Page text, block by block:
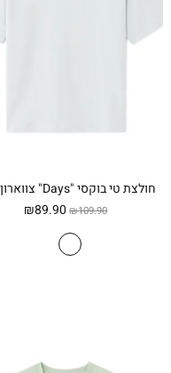
חולצת טי בוקסי "Days" צווארון עגול
₪109.90
המחיר
המקורי
היה:
₪89.90 המחיר